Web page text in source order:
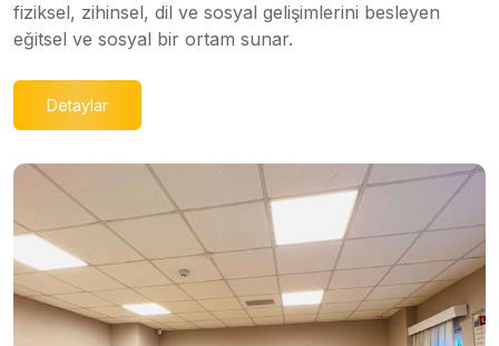
fiziksel, zihinsel, dil ve sosyal gelişimlerini besleyen
eğitsel ve sosyal bir ortam sunar.
Detaylar